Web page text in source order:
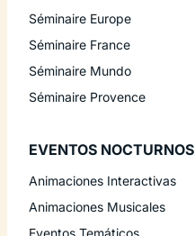
Séminaire Europe
Séminaire France
Séminaire Mundo
Séminaire Provence
EVENTOS NOCTURNOS
Animaciones Interactivas
Animaciones Musicales
Eventos Temáticos